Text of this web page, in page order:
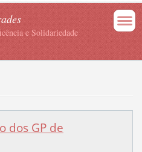
e Solidariedade
dos GP de